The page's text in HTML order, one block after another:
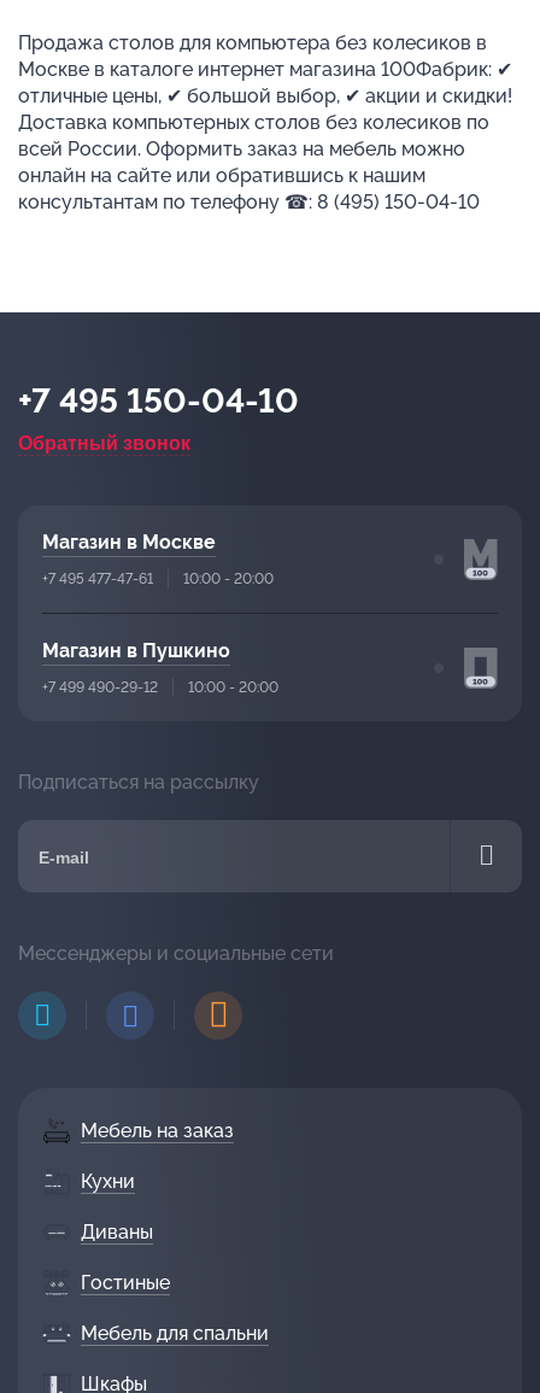
Продажа столов для компьютера без колесиков в
Москве в каталоге интернет магазина 100Фабрик: ✔
отличные цены, ✔ большой выбор, ✔ акции и скидки!
Доставка компьютерных столов без колесиков по
всей России. Оформить заказ на мебель можно
онлайн на сайте или обратившись к нашим
консультантам по телефону ☎: 8 (495) 150-04-10
Мебель на заказ
Кухни
Диваны
Гостиные
Мебель для спальни
Шкафы
+7 495 150-04-10
Обратный звонок
Магазин в Москве
+7 495 477-47-61 10:00 - 20:00
Магазин в Пушкино
+7 499 490-29-12 10:00 - 20:00
Подписаться на рассылку
Мессенджеры и социальные сети